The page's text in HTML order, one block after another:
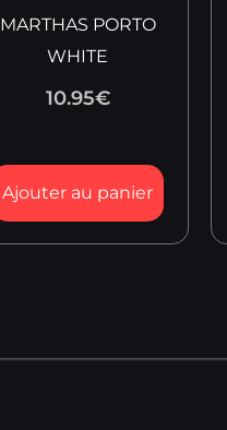
MARTHAS PORTO
WHITE
10.95€
Ajouter au panier